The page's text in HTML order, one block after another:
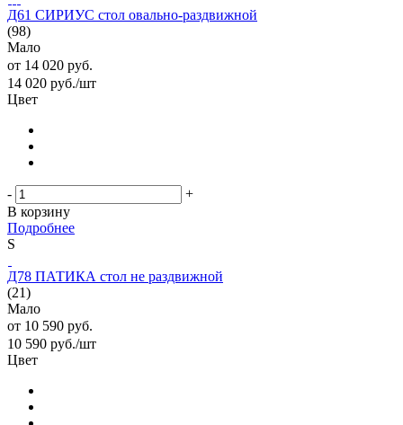
Д61 СИРИУС стол овально-раздвижной
(98)
Мало
от 14 020 руб.
14 020 руб./шт
Цвет
-
+
В корзину
Подробнее
S
Д78 ПАТИКА стол не раздвижной
(21)
Мало
от 10 590 руб.
10 590 руб./шт
Цвет